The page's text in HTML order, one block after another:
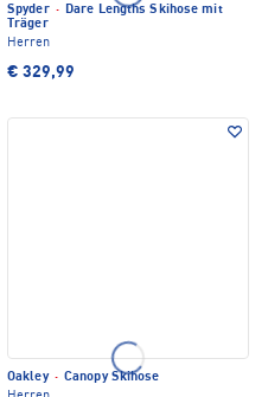
Spyder · Dare Lengths Skihose mit
Träger
Herren
€ 329,99
Oakley · Canopy Skihose